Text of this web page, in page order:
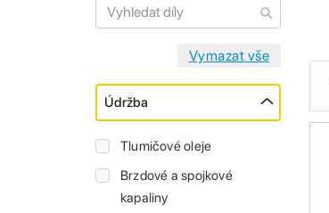
Údržba
Tlumičové oleje
Brzdové a spojkové
kapaliny